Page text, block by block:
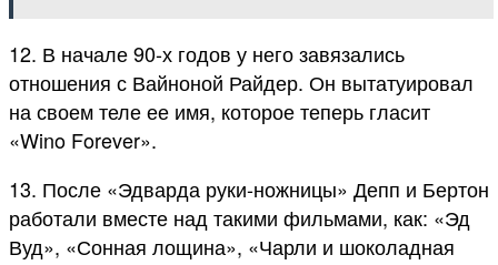
12. В начале 90-х годов у него завязались
отношения с Вайноной Райдер. Он вытатуировал
на своем теле ее имя, которое теперь гласит
«Wino Forever».
13. После «Эдварда руки-ножницы» Депп и Бертон
работали вместе над такими фильмами, как: «Эд
Вуд», «Сонная лощина», «Чарли и шоколадная